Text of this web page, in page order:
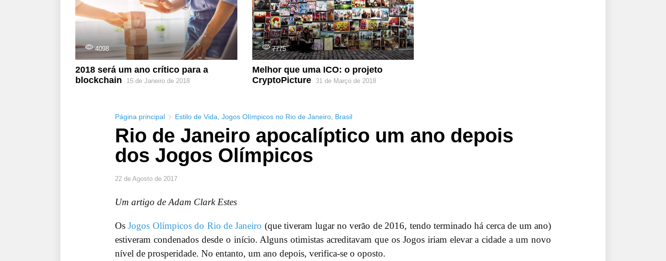
4098
2018 será um ano crítico para a
blockchain
15 de Janeiro de 2018
7775
Melhor que uma ICO: o projeto
CryptoPicture
31 de Março de 2018
Página principal Estilo de Vida Jogos Olímpicos no Rio de Janeiro Brasil
Rio de Janeiro apocalíptico um ano depois
dos Jogos Olímpicos
22 de Agosto de 2017
Um artigo de Adam Clark Estes
OsJogos Olímpicos do Rio de Janeiro (que tiveram lugar no verão de 2016, tendo terminado há cerca de um ano)
estiveram condenados desde o início. Alguns otimistas acreditavam que os Jogos iriam elevar a cidade a um novo
nível de prosperidade. No entanto, um ano depois, verifica-se o oposto.